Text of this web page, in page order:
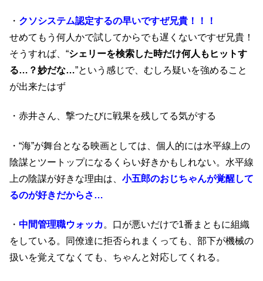
・ クソシステム認定するの早いですぜ兄貴！！！
せめてもう何人かで試してからでも遅くないですぜ兄貴！
そうすれば、“シェリーを検索した時だけ何人もヒットす
る…？妙だな…”という感じで、むしろ疑いを強めること
が出来たはず
・赤井さん、撃つたびに戦果を残してる気がする
・“海”が舞台となる映画としては、個人的には水平線上の
陰謀とツートップになるくらい好きかもしれない。水平線
上の陰謀が好きな理由は、 小五郎のおじちゃんが覚醒して
るのが好きだからさ…
・ 中間管理職ウォッカ。口が悪いだけで1番まともに組織
をしている。同僚達に拒否られまくっても、部下が機械の
扱いを覚えてなくても、ちゃんと対応してくれる。